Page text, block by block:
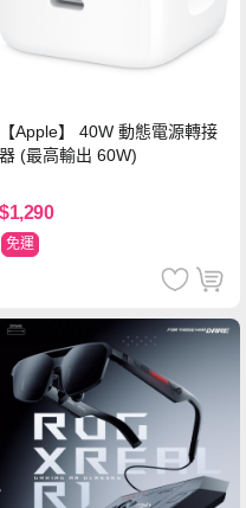
【Apple】 40W 動態電源轉接
器 (最高輸出 60W)
$1,290
免運